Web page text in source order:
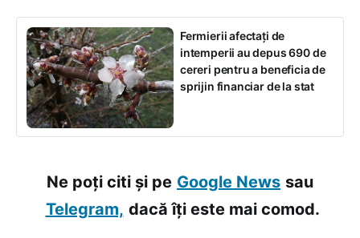
Fermierii afectați de
intemperii au depus 690 de
cereri pentru a beneficia de
sprijin financiar de la stat
Ne poți citi și pe Google News sau
Telegram, dacă îți este mai comod.